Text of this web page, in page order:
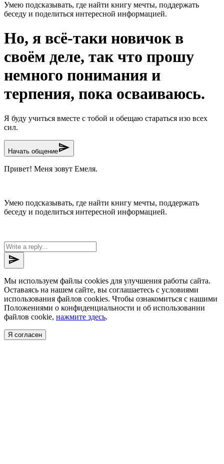
Умею подсказывать, где найти книгу мечты, поддержать
беседу и поделиться интересной информацией.
Но, я всё-таки новичок в
своём деле, так что прошу
немного понимания и
терпения, пока осваиваюсь.
Я буду учиться вместе с тобой и обещаю стараться изо всех
сил.
Начать общениеsend
Привет! Меня зовут Емеля.
Умею подсказывать, где найти книгу мечты, поддержать
беседу и поделиться интересной информацией.
send
Мы используем файлы cookies для улучшения работы сайта.
Оставаясь на нашем сайте, вы соглашаетесь с условиями
использования файлов cookies. Чтобы ознакомиться с нашими
Положениями о конфиденциальности и об использовании
файлов cookie, нажмите здесь.
Я согласен